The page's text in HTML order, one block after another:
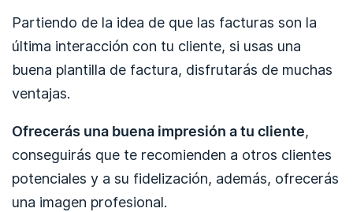
Partiendo de la idea de que las facturas son la
última interacción con tu cliente, si usas una
buena plantilla de factura, disfrutarás de muchas
ventajas.
Ofrecerás una buena impresión a tu cliente,
conseguirás que te recomienden a otros clientes
potenciales y a su fidelización, además, ofrecerás
una imagen profesional.